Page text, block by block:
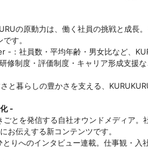
の原動力は、働く社員の挑戦と成長
す。
-：社員数・平均年齢・男女比など、
制度・評価制度・キャリア形成支援
暮らしの豊かさを支える、
-
とを発信する自社オウンドメディア。
お伝えする新コンテンツです。
りへのインタビュー連載。仕事観・入